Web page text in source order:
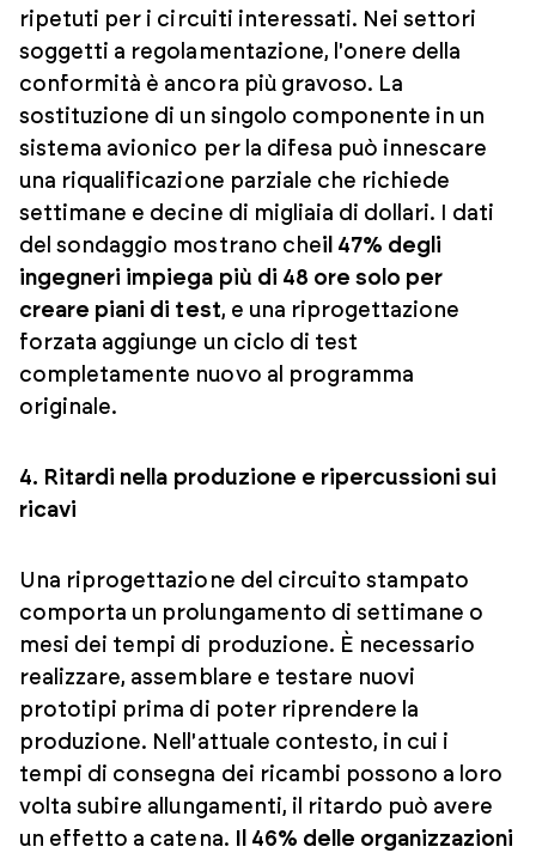
ripetuti per i circuiti interessati. Nei settori
soggetti a regolamentazione, l'onere della
conformità è ancora più gravoso. La
sostituzione di un singolo componente in un
sistema avionico per la difesa può innescare
una riqualificazione parziale che richiede
settimane e decine di migliaia di dollari. I dati
del sondaggio mostrano cheil 47% degli
ingegneri impiega più di 48 ore solo per
creare piani di test, e una riprogettazione
forzata aggiunge un ciclo di test
completamente nuovo al programma
originale.
4. Ritardi nella produzione e ripercussioni sui
ricavi
Una riprogettazione del circuito stampato
comporta un prolungamento di settimane o
mesi dei tempi di produzione. È necessario
realizzare, assemblare e testare nuovi
prototipi prima di poter riprendere la
produzione. Nell'attuale contesto, in cui i
tempi di consegna dei ricambi possono a loro
volta subire allungamenti, il ritardo può avere
un effetto a catena.
Il 46% delle organizzazioni